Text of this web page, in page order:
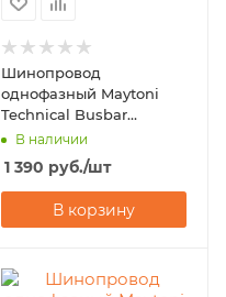
Шинопровод
однофазный Maytoni
Technical Busbar
Trunking TRX004-111W
В наличии
1 390 руб./шт
В корзину